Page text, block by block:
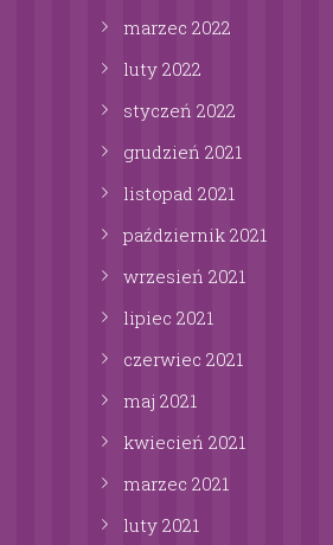
marzec 2022
luty 2022
styczeń 2022
grudzień 2021
listopad 2021
październik 2021
wrzesień 2021
lipiec 2021
czerwiec 2021
maj 2021
kwiecień 2021
marzec 2021
luty 2021